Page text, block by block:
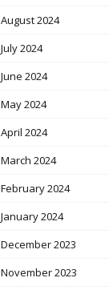
August 2024
July 2024
June 2024
May 2024
April 2024
March 2024
February 2024
January 2024
December 2023
November 2023